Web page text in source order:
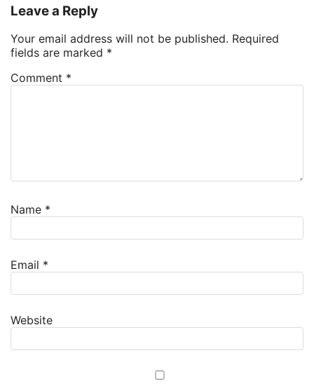
Leave a Reply
Your email address will not be published. Required
fields are marked *
Comment *
Name *
Email *
Website